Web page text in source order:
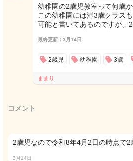
幼稚園の2歳児教室って何歳
この幼稚園には満3歳クラス
可能と書いてあるのですが、
最終更新：3月14日
2歳児 幼稚園 3歳
ままり
コメント
2歳児なので令和8年4月2日の時点で
3月14日